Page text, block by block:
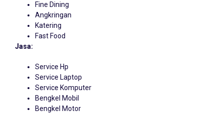
Fine Dining
Angkringan
Katering
Fast Food
Jasa:
Service Hp
Service Laptop
Service Komputer
Bengkel Mobil
Bengkel Motor